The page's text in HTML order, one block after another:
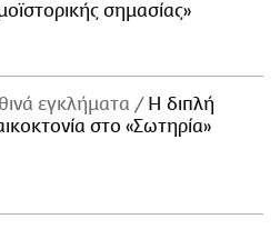
σημασίας»
εγκλήματα
Η διπλή
στο «Σωτηρία»